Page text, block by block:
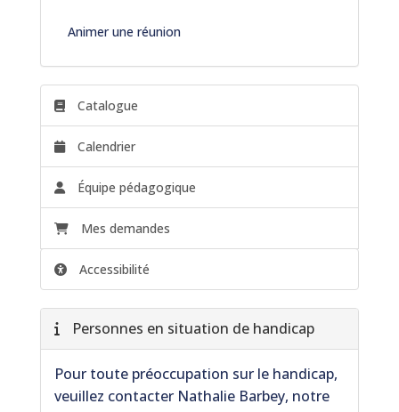
Animer une réunion
Catalogue
Calendrier
Équipe pédagogique
Mes demandes
Accessibilité
Personnes en situation de handicap
Pour toute préoccupation sur le handicap,
veuillez contacter Nathalie Barbey, notre